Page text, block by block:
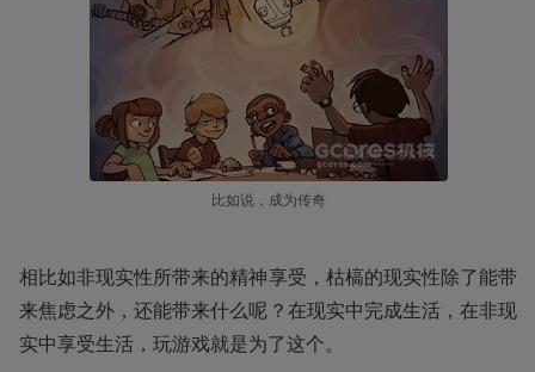
比如说，成为传奇
相比如非现实性所带来的精神享受，枯槁的现实性除了能带
来焦虑之外，还能带来什么呢？在现实中完成生活，在非现
实中享受生活，玩游戏就是为了这个。